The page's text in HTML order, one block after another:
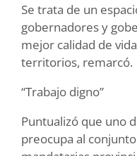
Se trata de un
gobernadores y
mejor calidad de
territorios, remarcó.
“Trabajo digno”
Puntualizó que uno
preocupa al